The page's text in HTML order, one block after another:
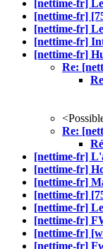
[nettime-fr]
[nettime-fr]
[nettime-fr]
[nettime-fr]
[nettime-fr]
Re:
Re:
[nettime-fr]
[nettime-fr]
[nettime-fr]
[nettime-fr]
[nettime-fr]
[nettime-fr]
[nettime-fr]
[nettime-fr]